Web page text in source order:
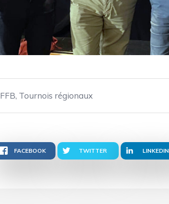
FFB, Tournois régionaux
FACEBOOK TWITTER LINKEDIN